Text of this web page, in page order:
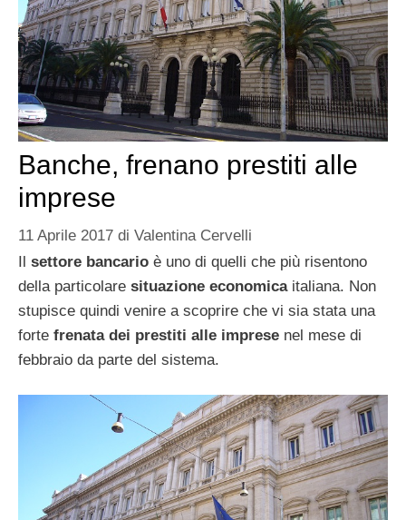
Banche, frenano prestiti alle
imprese
11 Aprile 2017 di Valentina Cervelli
Il settore bancario è uno di quelli che più risentono
della particolare situazione economicaitaliana. Non
stupisce quindi venire a scoprire che vi sia stata una
forte frenata dei prestiti alle imprese nel mese di
febbraio da parte del sistema.